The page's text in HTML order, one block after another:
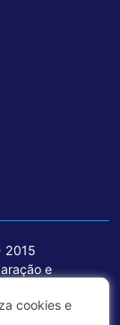
2015
e
de
voltados
cookies e